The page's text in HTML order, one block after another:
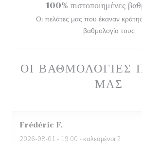
ΟΙ ΒΑΘΜΟΛΟΓΊΕΣ
ΜΑΣ
Frédéric F
2026-08-01 - 19:00 - καλεσμένοι 2
100% πιστοποιημένες
Οι πελάτες μας που έκαναν
βαθμολογία τους